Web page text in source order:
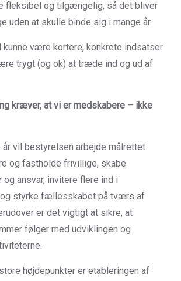
fleksibel og tilgængelig, så det bliver
uden at skulle binde sig i mange år.
kunne være kortere, konkrete indsatser
trygt (og ok) at træde ind og ud af
kræver, at vi er medskabere – ikke
år vil bestyrelsen arbejde målrettet
og fastholde frivillige, skabe
ansvar, invitere flere ind i
og styrke fællesskabet på tværs af
er det vigtigt at sikre, at
følger med udviklingen og
højdepunkter er etableringen af